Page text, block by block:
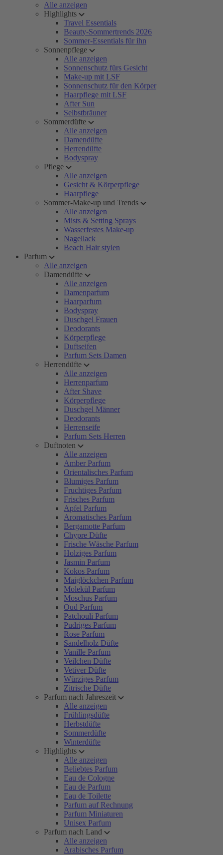
Alle anzeigen
Highlights
Travel Essentials
Beauty-Sommertrends 2026
Sommer-Essentials für ihn
Sonnenpflege
Alle anzeigen
Sonnenschutz fürs Gesicht
Make-up mit LSF
Sonnenschutz für den Körper
Haarpflege mit LSF
After Sun
Selbstbräuner
Sommerdüfte
Alle anzeigen
Damendüfte
Herrendüfte
Bodyspray
Pflege
Alle anzeigen
Gesicht & Körperpflege
Haarpflege
Sommer-Make-up und Trends
Alle anzeigen
Mists & Setting Sprays
Wasserfestes Make-up
Nagellack
Beach Hair stylen
Parfum
Alle anzeigen
Damendüfte
Alle anzeigen
Damenparfum
Haarparfum
Bodyspray
Duschgel Frauen
Deodorants
Körperpflege
Duftseifen
Parfum Sets Damen
Herrendüfte
Alle anzeigen
Herrenparfum
After Shave
Körperpflege
Duschgel Männer
Deodorants
Herrenseife
Parfum Sets Herren
Duftnoten
Alle anzeigen
Amber Parfum
Orientalisches Parfum
Blumiges Parfum
Fruchtiges Parfum
Frisches Parfum
Apfel Parfum
Aromatisches Parfum
Bergamotte Parfum
Chypre Düfte
Frische Wäsche Parfum
Holziges Parfum
Jasmin Parfum
Kokos Parfum
Maiglöckchen Parfum
Molekül Parfum
Moschus Parfum
Oud Parfum
Patchouli Parfum
Pudriges Parfum
Rose Parfum
Sandelholz Düfte
Vanille Parfum
Veilchen Düfte
Vetiver Düfte
Würziges Parfum
Zitrische Düfte
Parfum nach Jahreszeit
Alle anzeigen
Frühlingsdüfte
Herbstdüfte
Sommerdüfte
Winterdüfte
Highlights
Alle anzeigen
Beliebtes Parfum
Eau de Cologne
Eau de Parfum
Eau de Toilette
Parfum auf Rechnung
Parfum Miniaturen
Unisex Parfum
Parfum nach Land
Alle anzeigen
Arabisches Parfum